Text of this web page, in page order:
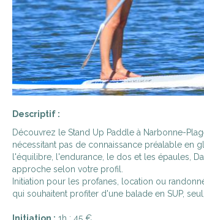
Descriptif :
Découvrez le Stand Up Paddle à Narbonne-
nécessitant pas de connaissance préalable en
l'équilibre, l'endurance, le dos et les épaules,
approche selon votre profil.
Initiation pour les profanes, location ou
qui souhaitent profiter d'une balade en SUP,